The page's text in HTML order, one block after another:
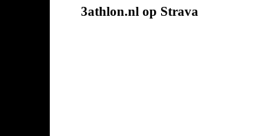
3athlon.nl op Strava